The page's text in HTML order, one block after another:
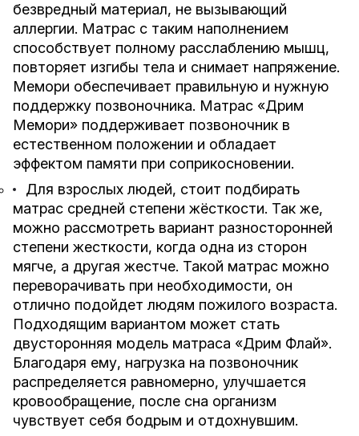
безвредный материал, не вызывающий
аллергии. Матрас с таким наполнением
способствует полному расслаблению мышц,
повторяет изгибы тела и снимает напряжение.
Мемори обеспечивает правильную и нужную
поддержку позвоночника. Матрас «Дрим
Мемори» поддерживает позвоночник в
естественном положении и обладает
эффектом памяти при соприкосновении.
Для взрослых людей, стоит подбирать
матрас средней степени жёсткости. Так же,
можно рассмотреть вариант разносторонней
степени жесткости, когда одна из сторон
мягче, а другая жестче. Такой матрас можно
переворачивать при необходимости, он
отлично подойдет людям пожилого возраста.
Подходящим вариантом может стать
двусторонняя модель матраса «Дрим Флай».
Благодаря ему, нагрузка на позвоночник
распределяется равномерно, улучшается
кровообращение, после сна организм
чувствует себя бодрым и отдохнувшим.